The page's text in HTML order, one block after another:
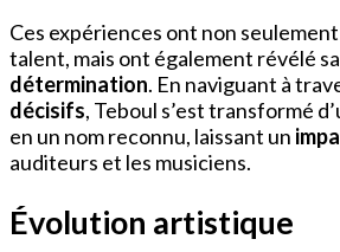
Ces expériences ont non
talent, mais ont également révélé sa
détermination. En naviguant à
décisifs, Teboul s’est transformé
en un nom reconnu, laissant un
auditeurs et les musiciens.
Évolution artistique